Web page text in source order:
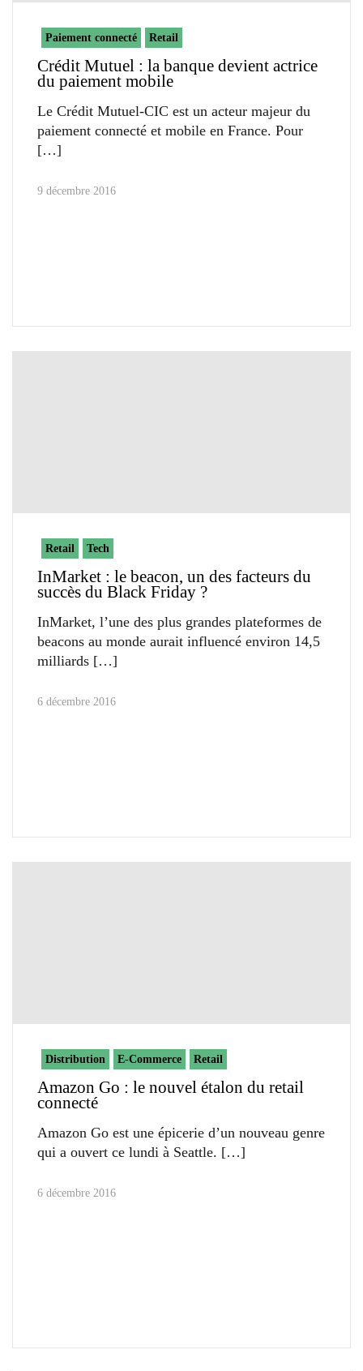
Paiement connecté Retail
Crédit Mutuel : la banque devient actrice
du paiement mobile
Le Crédit Mutuel-CIC est un acteur majeur du
paiement connecté et mobile en France. Pour
9 décembre 2016
Retail Tech
InMarket : le beacon, un des facteurs du
succès du Black Friday ?
InMarket, l’une des plus grandes plateformes de
beacons au monde aurait influencé environ 14,5
milliards
6 décembre 2016
Distribution E-Commerce Retail
Amazon Go : le nouvel étalon du retail
connecté
Amazon Go est une épicerie d’un nouveau genre
qui a ouvert ce lundi à Seattle.
6 décembre 2016